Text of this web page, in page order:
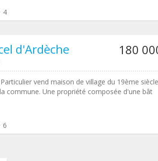
4
d'Ardèche 180
vend maison de village du 19ème
commune. Une propriété composée d'une bât
6